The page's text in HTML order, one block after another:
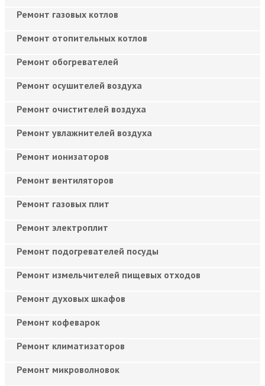
Ремонт газовых котлов
Ремонт отопительных котлов
Ремонт обогревателей
Ремонт осушителей воздуха
Ремонт очистителей воздуха
Ремонт увлажнителей воздуха
Ремонт ионизаторов
Ремонт вентиляторов
Ремонт газовых плит
Ремонт электроплит
Ремонт подогревателей посуды
Ремонт измельчителей пищевых отходов
Ремонт духовых шкафов
Ремонт кофеварок
Ремонт климатизаторов
Ремонт микроволновок